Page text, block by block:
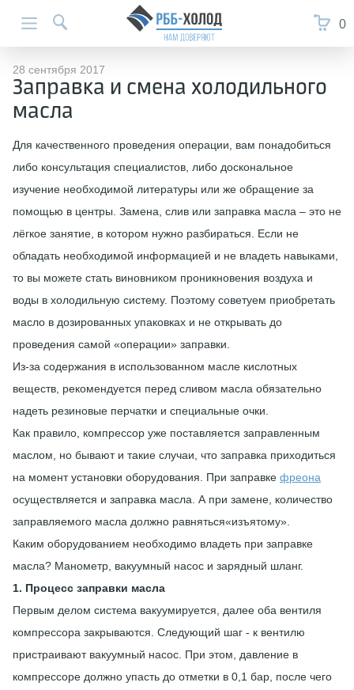
0
28 сентября 2017
Заправка и смена холодильного
масла
Для качественного проведения операции, вам понадобиться
либо консультация специалистов, либо доскональное
изучение необходимой литературы или же обращение за
помощью в центры. Замена, слив или заправка масла – это не
лёгкое занятие, в котором нужно разбираться. Если не
обладать необходимой информацией и не владеть навыками,
то вы можете стать виновником проникновения воздуха и
воды в холодильную систему. Поэтому советуем приобретать
масло в дозированных упаковках и не открывать до
проведения самой «операции» заправки.
Из-за содержания в использованном масле кислотных
веществ, рекомендуется перед сливом масла обязательно
надеть резиновые перчатки и специальные очки.
Как правило, компрессор уже поставляется заправленным
маслом, но бывают и такие случаи, что заправка приходиться
на момент установки оборудования. При заправке фреона
осуществляется и заправка масла. А при замене, количество
заправляемого масла должно равняться«изъятому».
Каким оборудованием необходимо владеть при заправке
масла? Манометр, вакуумный насос и зарядный шланг.
1. Процесс заправки масла
Первым делом система вакуумируется, далее оба вентиля
компрессора закрываются. Следующий шаг - к вентилю
пристраивают вакуумный насос. При этом, давление в
компрессоре должно упасть до отметки в 0,1 бар, после чего